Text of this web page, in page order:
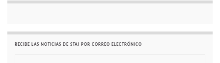
RECIBE LAS NOTICIAS DE STAJ POR CORREO ELECTRÓNICO